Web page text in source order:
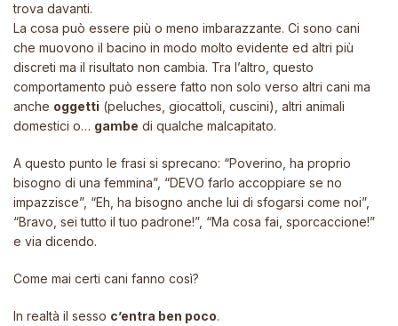
trova davanti.
La cosa può essere più o meno imbarazzante. Ci sono cani
che muovono il bacino in modo molto evidente ed altri più
discreti ma il risultato non cambia. Tra l’altro, questo
comportamento può essere fatto non solo verso altri cani ma
anche oggetti (peluches, giocattoli, cuscini), altri animali
domestici o… gambe di qualche malcapitato.
A questo punto le frasi si sprecano: “Poverino, ha proprio
bisogno di una femmina”, “DEVO farlo accoppiare se no
impazzisce”, “Eh, ha bisogno anche lui di sfogarsi come noi”,
“Bravo, sei tutto il tuo padrone!”, “Ma cosa fai, sporcaccione!”
e via dicendo.
Come mai certi cani fanno così?
In realtà il sesso c’entra ben poco.